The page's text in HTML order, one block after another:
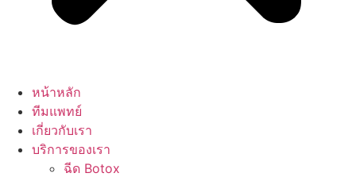
หน้าหลัก
ทีมแพทย์
เกี่ยวกับเรา
บริการของเรา
ฉีด Botox